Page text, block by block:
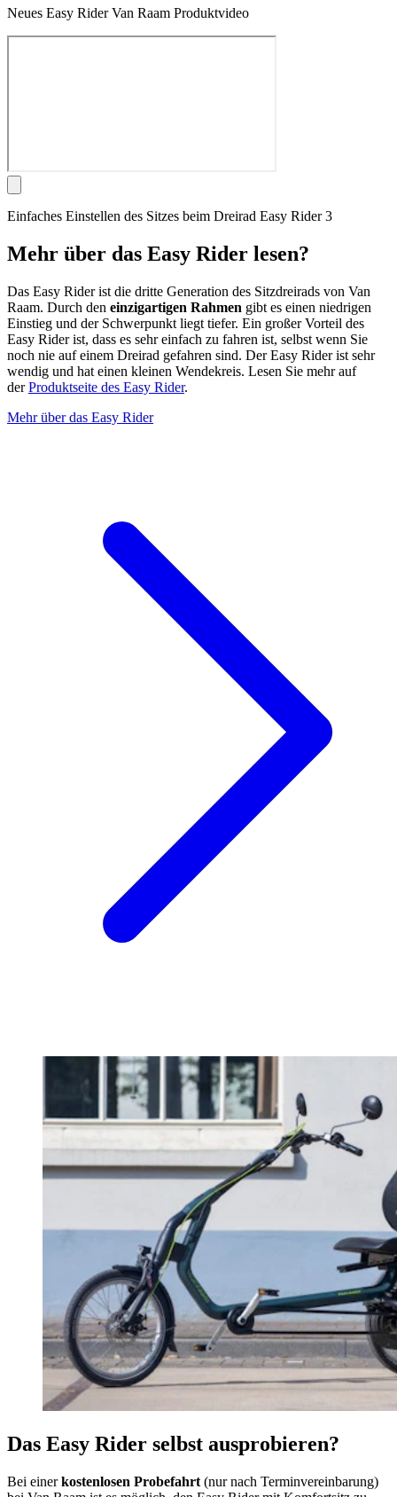
Neues Easy Rider Van Raam Produktvideo
Einfaches Einstellen des Sitzes beim Dreirad Easy Rider 3
Mehr über das Easy Rider lesen?
Das Easy Rider ist die dritte Generation des Sitzdreirads von Van
Raam. Durch den einzigartigen Rahmen gibt es einen niedrigen
Einstieg und der Schwerpunkt liegt tiefer. Ein großer Vorteil des
Easy Rider ist, dass es sehr einfach zu fahren ist, selbst wenn Sie
noch nie auf einem Dreirad gefahren sind. Der Easy Rider ist sehr
wendig und hat einen kleinen Wendekreis. Lesen Sie mehr auf
derProduktseite des Easy Rider.
Mehr über das Easy Rider
Das Easy Rider selbst ausprobieren?
Bei einerkostenlosen Probefahrt (nur nach Terminvereinbarung)